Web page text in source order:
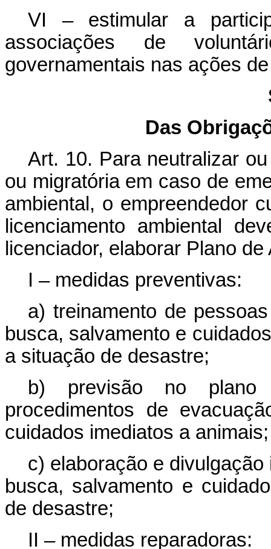
VI – estimular a
associações de
governamentais nas ações
Das
Art. 10. Para neutralizar
ou migratória em caso de
ambiental, o empreendedor
licenciamento ambiental
licenciador, elaborar Plano
I – medidas preventivas:
a) treinamento de
busca, salvamento e
a situação de desastre;
b) previsão no
procedimentos de
cuidados imediatos a animais;
c) elaboração e
busca, salvamento e
de desastre;
II – medidas reparadoras: